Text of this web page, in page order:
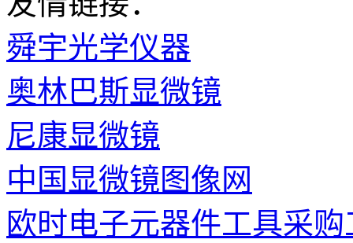
舜宇光学仪器
奥林巴斯显微镜
尼康显微镜
中国显微镜图像网
欧时电子元器件工具采购